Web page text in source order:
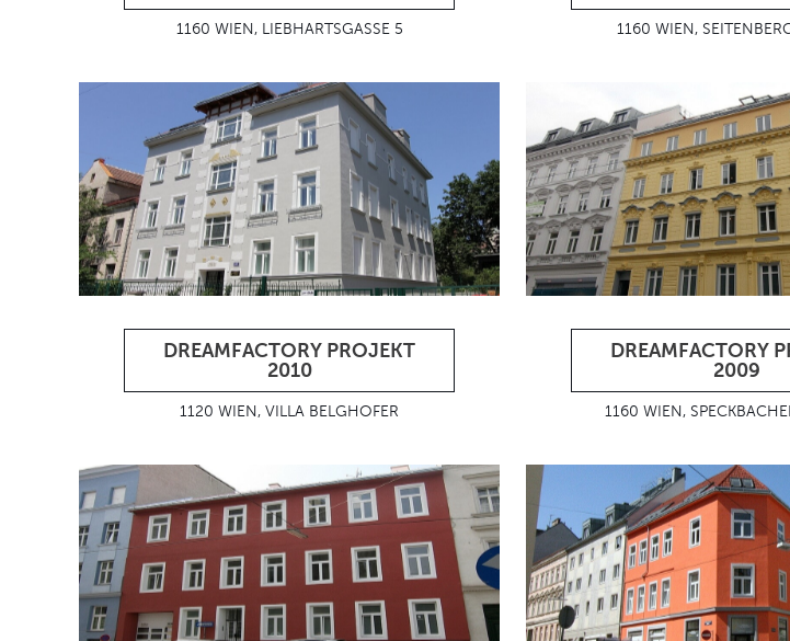
1160 WIEN, LIEBHARTSGASSE 5 1160 WIEN,
DREAMFACTORY PROJEKT
2010
1120 WIEN, VILLA BELGHOFER
DREAMFACTORY
2009
1160 WIEN,